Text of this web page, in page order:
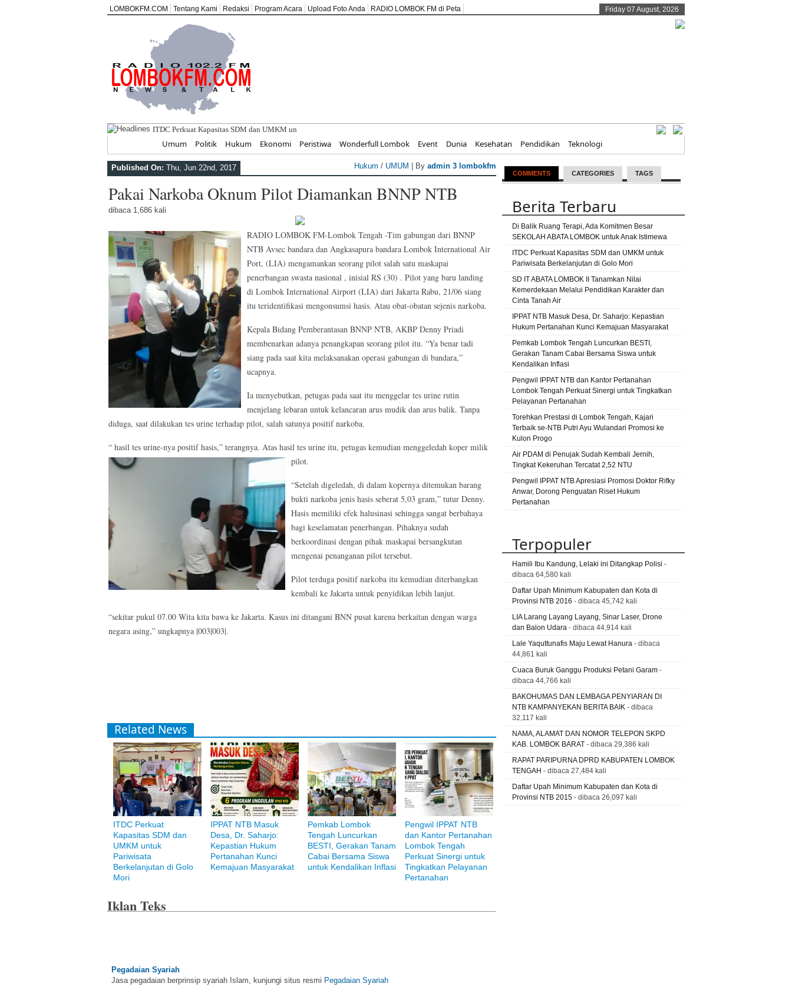
LOMBOKFM.COM Tentang Kami Redaksi Program Acara Upload Foto Anda RADIO LOMBOK FM di Peta Friday 07 August, 2026
ITDC Perkuat Kapasitas SDM dan UMKM untuk Pariwisata Berkel
Umum Politik Hukum Ekonomi Peristiwa Wonderfull Lombok Event Dunia Kesehatan Pendidikan Teknologi
Published On: Thu, Jun 22nd, 2017 Hukum / UMUM | By admin 3 lombokfm
Pakai Narkoba Oknum Pilot Diamankan BNNP NTB
dibaca 1,686 kali
RADIO LOMBOK FM-Lombok Tengah -Tim gabungan dari BNNP
NTB Avsec bandara dan Angkasapura bandara Lombok International Air
Port, (LIA) mengamankan seorang pilot salah satu maskapai
penerbangan swasta nasional , inisial RS (30) . Pilot yang baru landing
di Lombok International Airport (LIA) dari Jakarta Rabu, 21/06 siang
itu teridentifikasi mengonsumsi hasis. Atau obat-obatan sejenis narkoba.
Kepala Bidang Pemberantasan BNNP NTB, AKBP Denny Priadi
membenarkan adanya penangkapan seorang pilot itu. “Ya benar tadi
siang pada saat kita melaksanakan operasi gabungan di bandara,”
ucapnya.
Ia menyebutkan, petugas pada saat itu menggelar tes urine rutin
menjelang lebaran untuk kelancaran arus mudik dan arus balik. Tanpa
diduga, saat dilakukan tes urine terhadap pilot, salah satunya positif narkoba.
“ hasil tes urine-nya positif hasis,” terangnya. Atas hasil tes urine itu, petugas kemudian menggeledah koper milik
pilot.
“Setelah digeledah, di dalam kopernya ditemukan barang
bukti narkoba jenis hasis seberat 5,03 gram,” tutur Denny.
Hasis memiliki efek halusinasi sehingga sangat berbahaya
bagi keselamatan penerbangan. Pihaknya sudah
berkoordinasi dengan pihak maskapai bersangkutan
mengenai penanganan pilot tersebut.
Pilot terduga positif narkoba itu kemudian diterbangkan
kembali ke Jakarta untuk penyidikan lebih lanjut.
“sekitar pukul 07.00 Wita kita bawa ke Jakarta. Kasus ini ditangani BNN pusat karena berkaitan dengan warga
negara asing,” ungkapnya |003|003|.
Related News
ITDC Perkuat
Kapasitas SDM dan
UMKM untuk
Pariwisata
Berkelanjutan di Golo
Mori
IPPAT NTB Masuk
Desa, Dr. Saharjo:
Kepastian Hukum
Pertanahan Kunci
Kemajuan Masyarakat
Pemkab Lombok
Tengah Luncurkan
BESTI, Gerakan Tanam
Cabai Bersama Siswa
untuk Kendalikan Inflasi
Pengwil IPPAT NTB
dan Kantor Pertanahan
Lombok Tengah
Perkuat Sinergi untuk
Tingkatkan Pelayanan
Pertanahan
Iklan Teks
Bank Muamalat
Raih ketenangan dengan akses yang luas di Bank Muamalat
COMMENTS CATEGORIES TAGS
Berita Terbaru
Di Balik Ruang Terapi, Ada Komitmen Besar
SEKOLAH ABATA LOMBOK untuk Anak Istimewa
ITDC Perkuat Kapasitas SDM dan UMKM untuk
Pariwisata Berkelanjutan di Golo Mori
SD IT ABATA LOMBOK II Tanamkan Nilai
Kemerdekaan Melalui Pendidikan Karakter dan
Cinta Tanah Air
IPPAT NTB Masuk Desa, Dr. Saharjo: Kepastian
Hukum Pertanahan Kunci Kemajuan Masyarakat
Pemkab Lombok Tengah Luncurkan BESTI,
Gerakan Tanam Cabai Bersama Siswa untuk
Kendalikan Inflasi
Pengwil IPPAT NTB dan Kantor Pertanahan
Lombok Tengah Perkuat Sinergi untuk Tingkatkan
Pelayanan Pertanahan
Torehkan Prestasi di Lombok Tengah, Kajari
Terbaik se-NTB Putri Ayu Wulandari Promosi ke
Kulon Progo
Air PDAM di Penujak Sudah Kembali Jernih,
Tingkat Kekeruhan Tercatat 2,52 NTU
Pengwil IPPAT NTB Apresiasi Promosi Doktor Rifky
Anwar, Dorong Penguatan Riset Hukum
Pertanahan
Terpopuler
Hamili Ibu Kandung, Lelaki ini Ditangkap Polisi -
dibaca 64,580 kali
Daftar Upah Minimum Kabupaten dan Kota di
Provinsi NTB 2016 - dibaca 45,742 kali
LIA Larang Layang Layang, Sinar Laser, Drone
dan Balon Udara - dibaca 44,914 kali
Lale Yaquttunafis Maju Lewat Hanura - dibaca
44,861 kali
Cuaca Buruk Ganggu Produksi Petani Garam -
dibaca 44,766 kali
BAKOHUMAS DAN LEMBAGA PENYIARAN DI
NTB KAMPANYEKAN BERITA BAIK - dibaca
32,117 kali
NAMA, ALAMAT DAN NOMOR TELEPON SKPD
KAB. LOMBOK BARAT - dibaca 29,386 kali
RAPAT PARIPURNA DPRD KABUPATEN LOMBOK
TENGAH - dibaca 27,484 kali
Daftar Upah Minimum Kabupaten dan Kota di
Provinsi NTB 2015 - dibaca 26,097 kali